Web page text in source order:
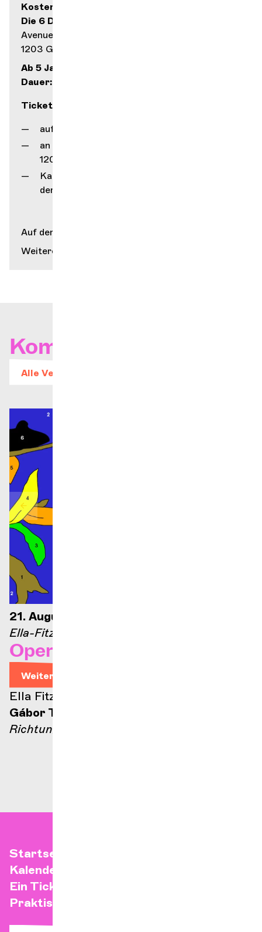
Kostenlos
Die 6 Dächer
Avenue de Châtelaine 43
1203 Genf
Ab 5 Jahren
Dauer: 1h15
Ticketverkauf
auf unserer Internetseite
an unserem Schalter (rue Gourgas 1,
1205 Genf)
Kartenverkauf des Service Culturel
der Stadt Genf (Grütli)
Auf der Karte anzeigen
Weitere Informationen
Kommende Konzerte
Alle Veranstaltungen
21. August 2026 – 21 Uhr
Ella-Fitzgerald-Bühne
Opernarien
Weitere Informationen
Ella Fitzgerald Bühne
Gábor Takács-Nagy
Richtung
Startseite
Kalender
Ein Ticket kaufen
Praktische Infos